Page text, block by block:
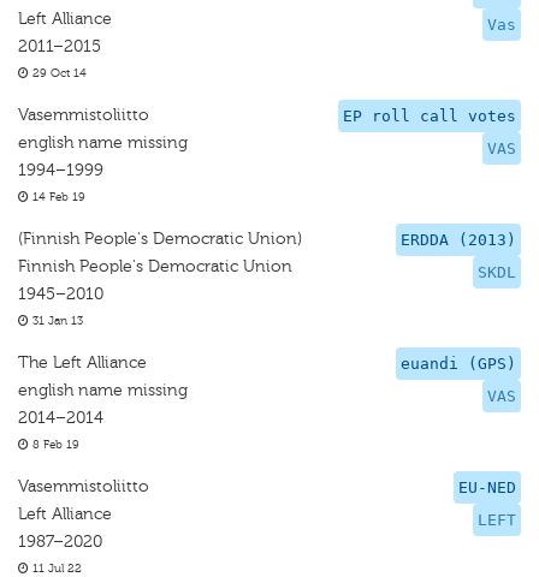
Vas
Left Alliance
2011–2015
29 Oct 14
EP roll call votes
VAS
Vasemmistoliitto
english name missing
1994–1999
14 Feb 19
ERDDA (2013)
SKDL
(Finnish People's Democratic Union)
Finnish People's Democratic Union
1945–2010
31 Jan 13
euandi (GPS)
VAS
The Left Alliance
english name missing
2014–2014
8 Feb 19
EU-NED
LEFT
Vasemmistoliitto
Left Alliance
1987–2020
11 Jul 22